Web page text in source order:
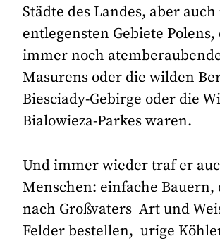
Städte des Landes, aber
entlegensten Gebiete Polens,
immer noch
Masurens oder die wilden
Biesciady-Gebirge oder die
Bialowieza-Parkes waren.
Und immer wieder traf er
Menschen: einfache Bauern,
nach Großvaters Art und
Felder bestellen, urige